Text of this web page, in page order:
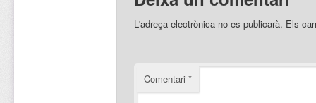
L'adreça electrònica no es publicarà. Els
Comentari *